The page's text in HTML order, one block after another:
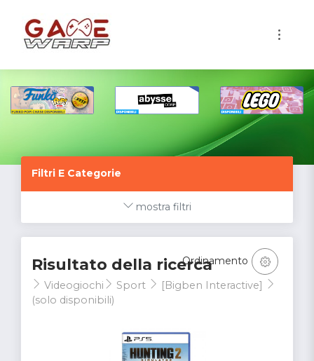
Filtri E Categorie
mostra filtri
Risultato della ricerca
Videogiochi Sport
[Bigben Interactive]
(solo disponibili)
Ordinamento